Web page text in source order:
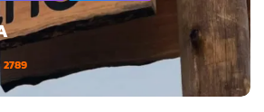
2789